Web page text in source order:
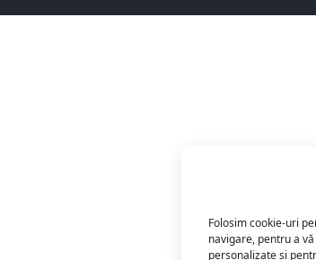
Folosim cookie-uri
navigare, pentru a
personalizate și